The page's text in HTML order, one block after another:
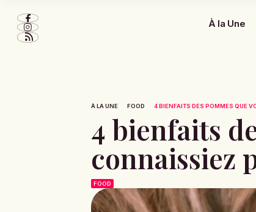
À la Une
À LA UNE FOOD 4 BIENFAITS DES POMMES QUE
4 bienfaits
connaissiez
FOOD